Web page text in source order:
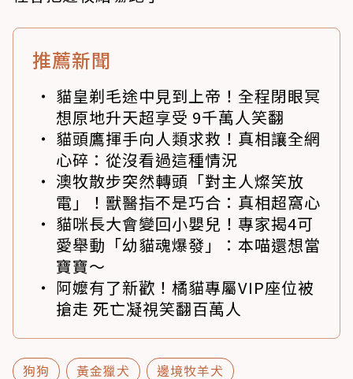
推薦新聞
貓皇剃毛途中見到上帝！全程閉眼冥
想原地升天超享受 9千萬人笑翻
貓頭鷹揮手向人類求救！真相讓全網
心碎：從沒看過這種情況
澳牧散步突然轉頭「對主人燦笑放
電」！獸醫指不是巧合：真相超窩心
貓咪長大會變回小嬰兒！專家揭4可
愛舉動「幼貓魂爆發」：本喵還想當
寶寶～
阿嬤有了新歡！橘貓專屬VIP座位被
搶走 死亡凝視笑翻百萬人
狗狗 黃金獵犬 邊境牧羊犬